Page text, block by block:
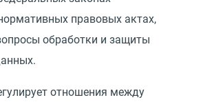
правовых актах,
обработки и защиты
отношения между